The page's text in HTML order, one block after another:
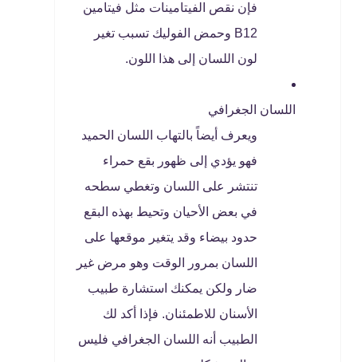
فإن نقص الفيتامينات مثل فيتامين
B12 وحمض الفوليك تسبب تغير
لون اللسان إلى هذا اللون.
اللسان الجغرافي
ويعرف أيضاً بالتهاب اللسان الحميد
فهو يؤدي إلى ظهور بقع حمراء
تنتشر على اللسان وتغطي سطحه
في بعض الأحيان وتحيط بهذه البقع
حدود بيضاء وقد يتغير موقعها على
اللسان بمرور الوقت وهو مرض غير
ضار ولكن يمكنك استشارة طبيب
الأسنان للاطمئنان. فإذا أكد لك
الطبيب أنه اللسان الجغرافي فليس